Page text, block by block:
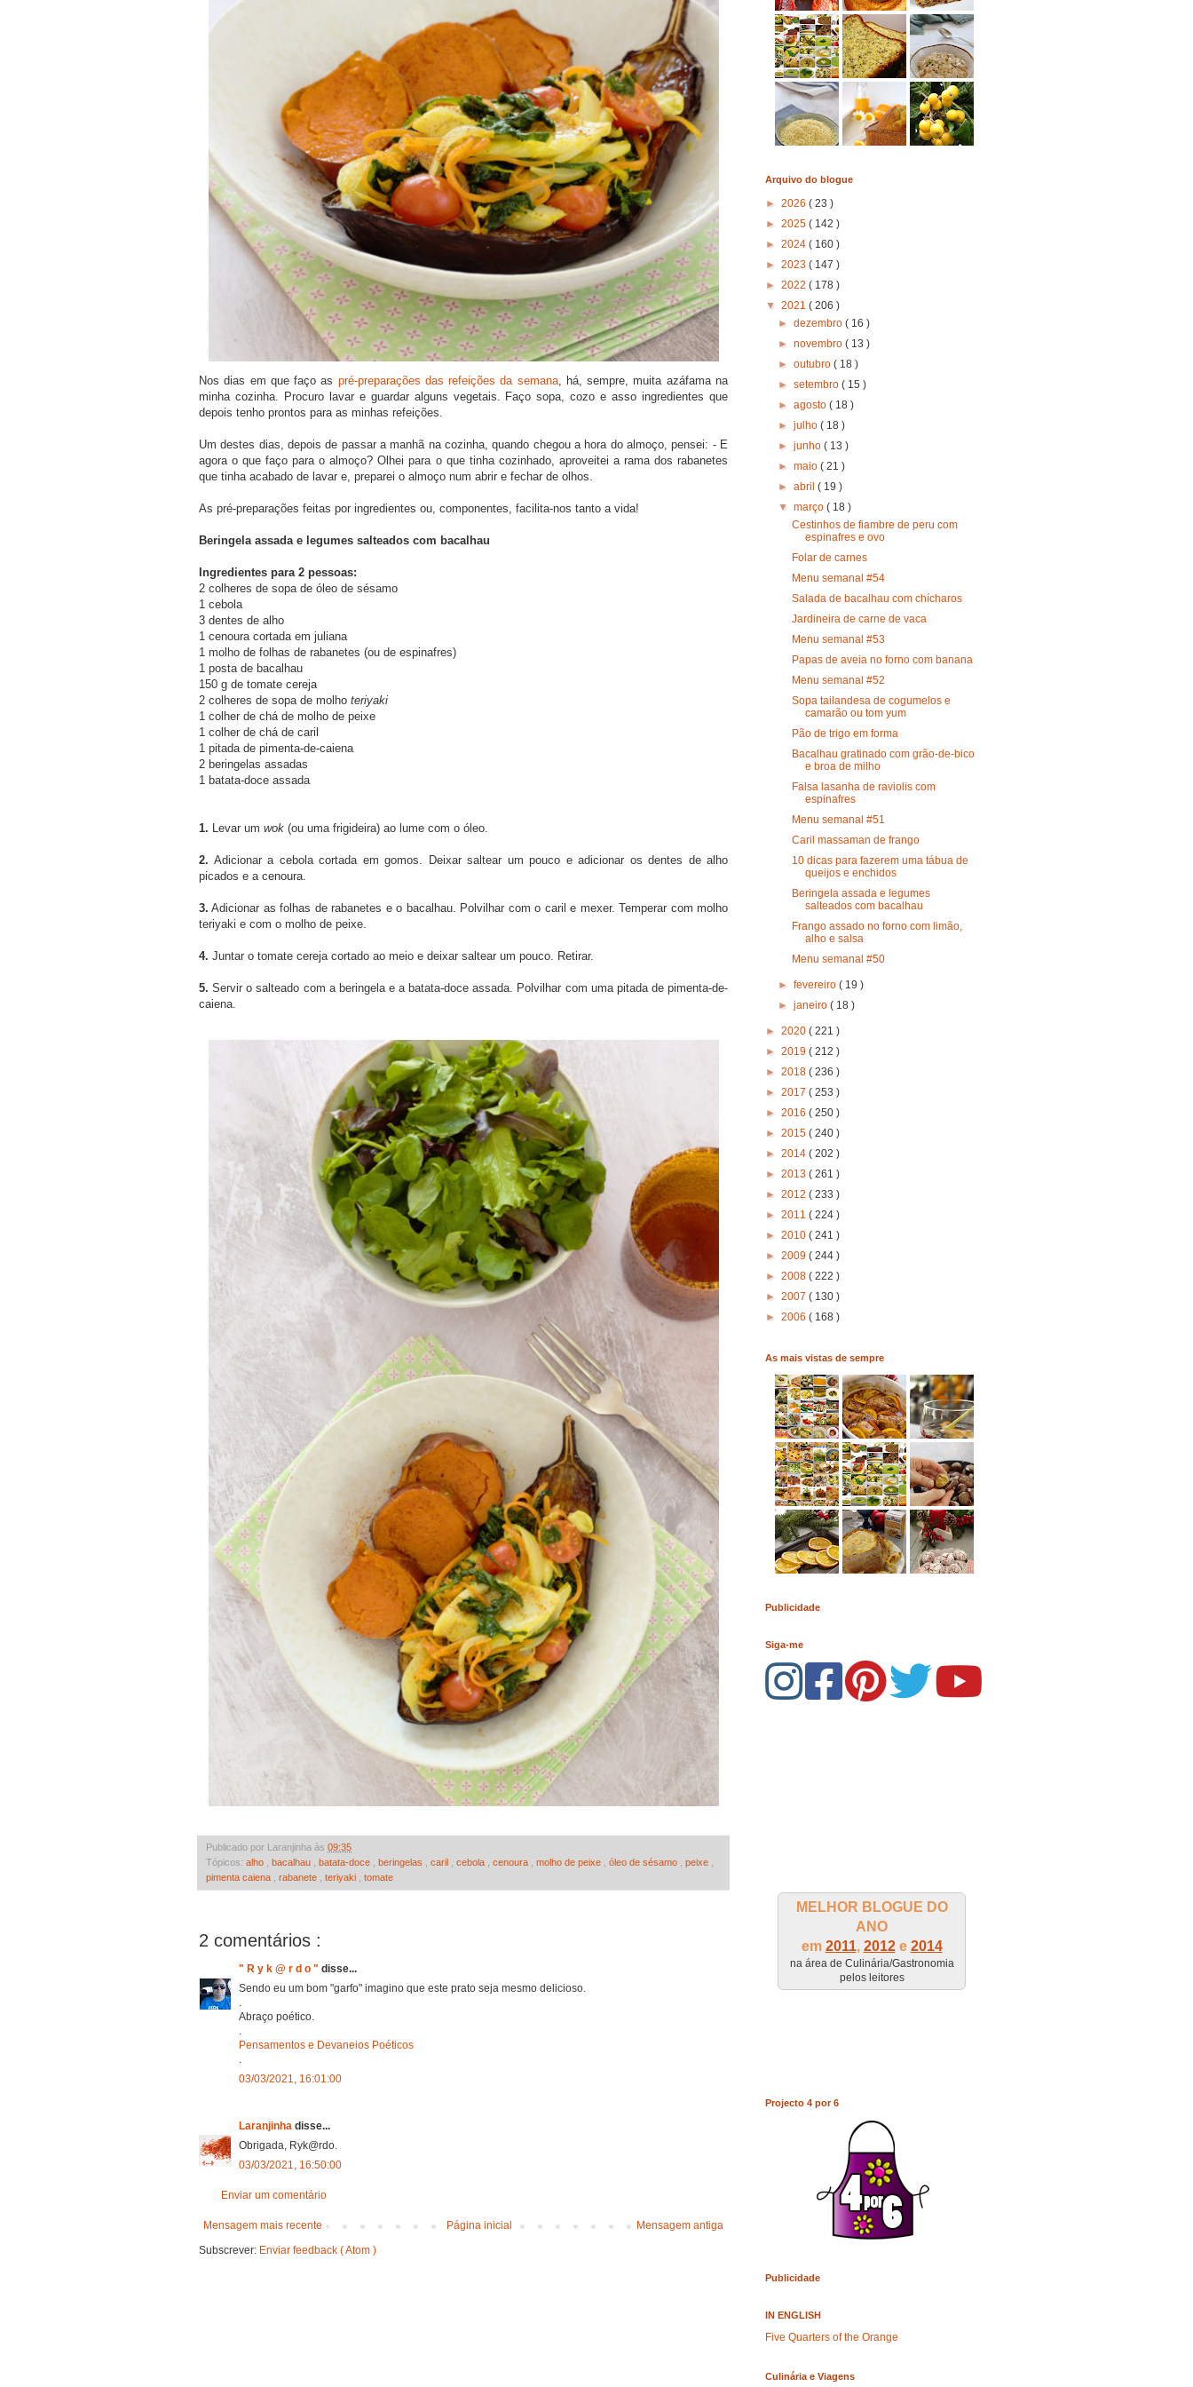
Nos dias em que faço as pré-preparações das refeições da semana, há, sempre, muita azáfama na
minha cozinha. Procuro lavar e guardar alguns vegetais. Faço sopa, cozo e asso ingredientes que
depois tenho prontos para as minhas refeições.
Um destes dias, depois de passar a manhã na cozinha, quando chegou a hora do almoço, pensei: - E
agora o que faço para o almoço? Olhei para o que tinha cozinhado, aproveitei a rama dos rabanetes
que tinha acabado de lavar e, preparei o almoço num abrir e fechar de olhos.
As pré-preparações feitas por ingredientes ou, componentes, facilita-nos tanto a vida!
Beringela assada e legumes salteados com bacalhau
Ingredientes para 2 pessoas:
2 colheres de sopa de óleo de sésamo
1 cebola
3 dentes de alho
1 cenoura cortada em juliana
1 molho de folhas de rabanetes (ou de espinafres)
1 posta de bacalhau
150 g de tomate cereja
2 colheres de sopa de molho teriyaki
1 colher de chá de molho de peixe
1 colher de chá de caril
1 pitada de pimenta-de-caiena
2 beringelas assadas
1 batata-doce assada
1. Levar um wok (ou uma frigideira) ao lume com o óleo.
2. Adicionar a cebola cortada em gomos. Deixar saltear um pouco e adicionar os dentes de alho
picados e a cenoura.
3. Adicionar as folhas de rabanetes e o bacalhau. Polvilhar com o caril e mexer. Temperar com molho
teriyaki e com o molho de peixe.
4. Juntar o tomate cereja cortado ao meio e deixar saltear um pouco. Retirar.
5. Servir o salteado com a beringela e a batata-doce assada. Polvilhar com uma pitada de pimenta-de-
caiena.
Publicado por Laranjinha às 09:35
Tópicos: alho bacalhau batata-doce beringelas caril cebola cenoura molho de peixe óleo de sésamo peixe
pimenta caiena
rabanete teriyaki tomate
2 comentários :
" R y k @ r d o " disse...
Sendo eu um bom "garfo" imagino que este prato seja mesmo delicioso.
Abraço poético.
Pensamentos e Devaneios Poéticos
03/03/2021, 16:01:00
Laranjinha disse...
Obrigada, Ryk@rdo.
03/03/2021, 16:50:00
Enviar um comentário
Mensagem mais recente Mensagem antiga
Página inicial
Subscrever: Enviar feedback ( Atom )
Arquivo do blogue
► 2026 ( 23 )
► 2025 ( 142 )
► 2024 ( 160 )
► 2023 ( 147 )
► 2022 ( 178 )
▼ 2021 ( 206 )
►dezembro( 16 )
►novembro( 13 )
►outubro( 18 )
►setembro( 15 )
►agosto( 18 )
►julho( 18 )
►junho( 13 )
►maio( 21 )
►abril( 19 )
▼março( 18 )
Cestinhos de fiambre de peru com
espinafres e ovo
Folar de carnes
Menu semanal #54
Salada de bacalhau com chícharos
Jardineira de carne de vaca
Menu semanal #53
Papas de aveia no forno com banana
Menu semanal #52
Sopa tailandesa de cogumelos e
camarão ou tom yum
Pão de trigo em forma
Bacalhau gratinado com grão-de-bico
e broa de milho
Falsa lasanha de raviolis com
espinafres
Menu semanal #51
Caril massaman de frango
10 dicas para fazerem uma tábua de
queijos e enchidos
Beringela assada e legumes
salteados com bacalhau
Frango assado no forno com limão,
alho e salsa
Menu semanal #50
►fevereiro( 19 )
►janeiro( 18 )
► 2020 ( 221 )
► 2019 ( 212 )
► 2018 ( 236 )
► 2017 ( 253 )
► 2016 ( 250 )
► 2015 ( 240 )
► 2014 ( 202 )
► 2013 ( 261 )
► 2012 ( 233 )
► 2011 ( 224 )
► 2010 ( 241 )
► 2009 ( 244 )
► 2008 ( 222 )
► 2007 ( 130 )
► 2006 ( 168 )
As mais vistas de sempre
Publicidade
Siga-me
MELHOR BLOGUE DO
ANO
em 2011, 2012e 2014
na área de Culinária/Gastronomia
pelos leitores
Projecto 4 por 6
Publicidade
IN ENGLISH
Five Quarters of the Orange
Culinária e Viagens